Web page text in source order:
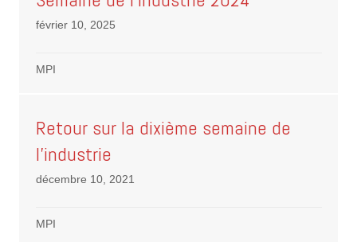
février 10, 2025
MPI
Retour sur la dixième semaine de
l’industrie
décembre 10, 2021
MPI